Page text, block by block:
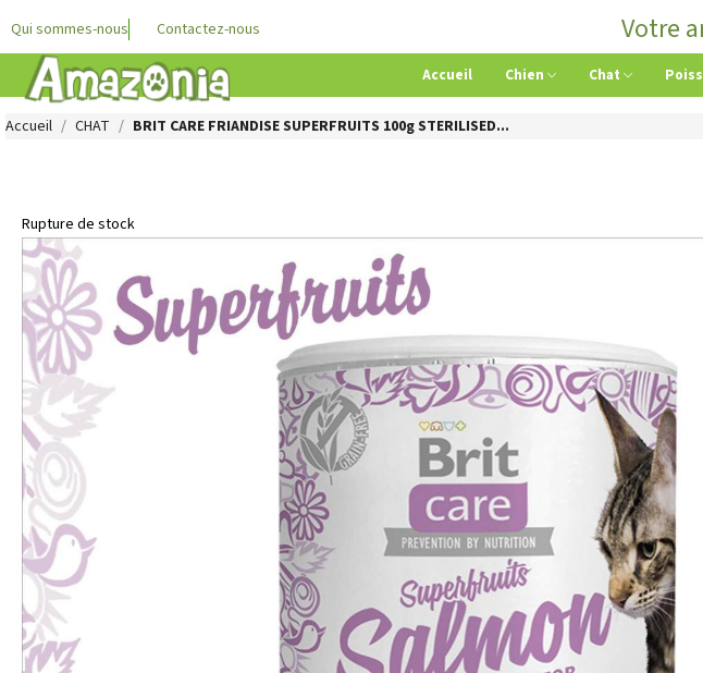
Qui sommes-nous Contactez-nous Votre
Accueil Chien Chat
Accueil CHAT BRIT CARE FRIANDISE SUPERFRUITS 100g STERILISED...
Rupture de stock